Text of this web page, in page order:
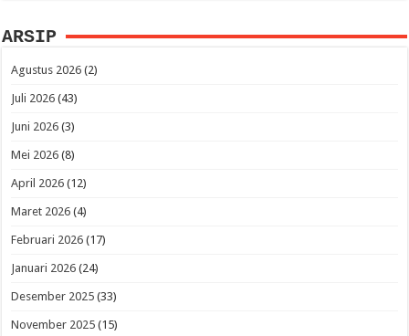
ARSIP
Agustus 2026 (2)
Juli 2026 (43)
Juni 2026 (3)
Mei 2026 (8)
April 2026 (12)
Maret 2026 (4)
Februari 2026 (17)
Januari 2026 (24)
Desember 2025 (33)
November 2025 (15)